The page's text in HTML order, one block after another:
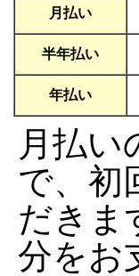
月払い
半年払い
年払い
月払い
で、初
だきま
分をお